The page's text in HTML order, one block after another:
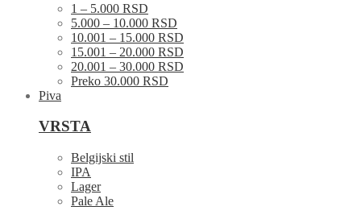
1 – 5.000 RSD
5.000 – 10.000 RSD
10.001 – 15.000 RSD
15.001 – 20.000 RSD
20.001 – 30.000 RSD
Preko 30.000 RSD
Piva
VRSTA
Belgijski stil
IPA
Lager
Pale Ale